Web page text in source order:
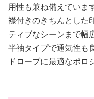
用性も兼ね備えています
襟付きのきちんとした
ティブなシーンまで幅
半袖タイプで通気性も
ドローブに最適なポロ